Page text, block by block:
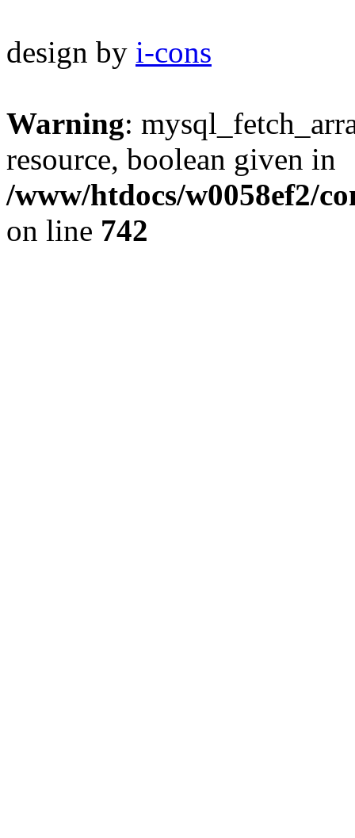
design by i-cons
Warning:
resource, boolean given in
/www/htdocs/w0058ef2/
on line 742